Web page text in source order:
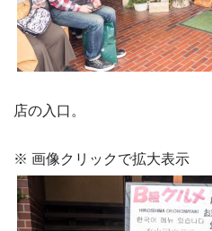
店の入口。
※ 画像クリックで拡大表示